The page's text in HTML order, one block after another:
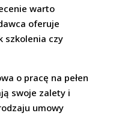
warto
oferuje
szkolenia czy
o pracę na pełen
swoje zalety i
umowy